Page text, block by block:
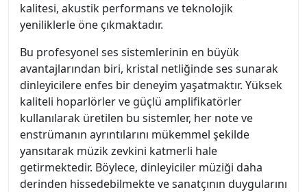
kalitesi, akustik performans ve teknolojik
yeniliklerle öne çıkmaktadır.
Bu profesyonel ses sistemlerinin en büyük
avantajlarından biri, kristal netliğinde ses sunarak
dinleyicilere enfes bir deneyim yaşatmaktır. Yüksek
kaliteli hoparlörler ve güçlü amplifikatörler
kullanılarak üretilen bu sistemler, her note ve
enstrümanın ayrıntılarını mükemmel şekilde
yansıtarak müzik zevkini katmerli hale
getirmektedir. Böylece, dinleyiciler müziği daha
derinden hissedebilmekte ve sanatçının duygularını